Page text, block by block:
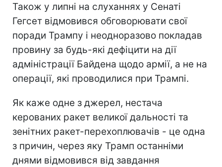
Також у липні на слуханнях у Сенаті
Гегсет відмовився обговорювати свої
поради Трампу і неодноразово покладав
провину за будь-які дефіцити на дії
адміністрації Байдена щодо армії, а не на
операції, які проводилися при Трампі.
Як каже одне з джерел, нестача
керованих ракет великої дальності та
зенітних ракет-перехоплювачів - це одна
з причин, через яку Трамп останніми
днями відмовився від завдання